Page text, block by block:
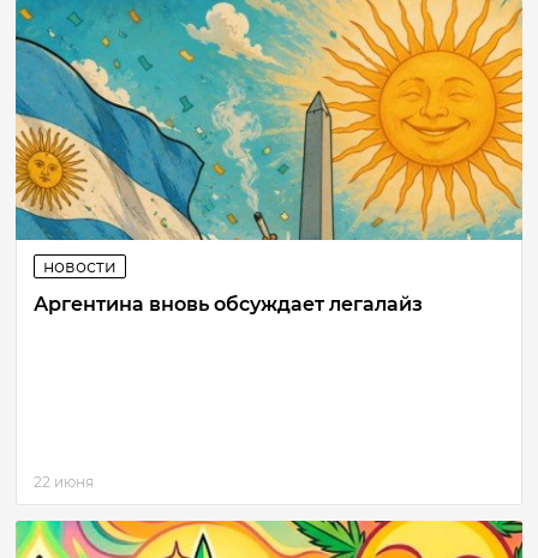
новости
Аргентина вновь обсуждает легалайз
22 июня